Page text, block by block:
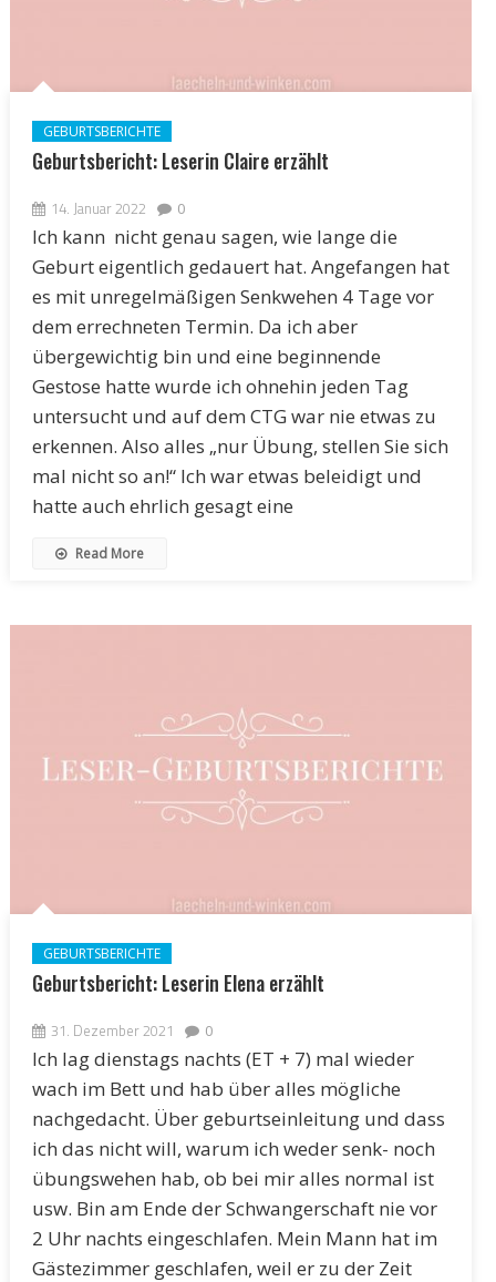
GEBURTSBERICHTE
Geburtsbericht: Leserin Claire erzählt
14. Januar 2022 0
Ich kann nicht genau sagen, wie lange die
Geburt eigentlich gedauert hat. Angefangen hat
es mit unregelmäßigen Senkwehen 4 Tage vor
dem errechneten Termin. Da ich aber
übergewichtig bin und eine beginnende
Gestose hatte wurde ich ohnehin jeden Tag
untersucht und auf dem CTG war nie etwas zu
erkennen. Also alles „nur Übung, stellen Sie sich
mal nicht so an!“ Ich war etwas beleidigt und
hatte auch ehrlich gesagt eine
Read More
GEBURTSBERICHTE
Geburtsbericht: Leserin Elena erzählt
31. Dezember 2021 0
Ich lag dienstags nachts (ET + 7) mal wieder
wach im Bett und hab über alles mögliche
nachgedacht. Über geburtseinleitung und dass
ich das nicht will, warum ich weder senk- noch
übungswehen hab, ob bei mir alles normal ist
usw. Bin am Ende der Schwangerschaft nie vor
2 Uhr nachts eingeschlafen. Mein Mann hat im
Gästezimmer geschlafen, weil er zu der Zeit